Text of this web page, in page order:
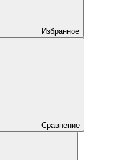
Избранное
Сравнение